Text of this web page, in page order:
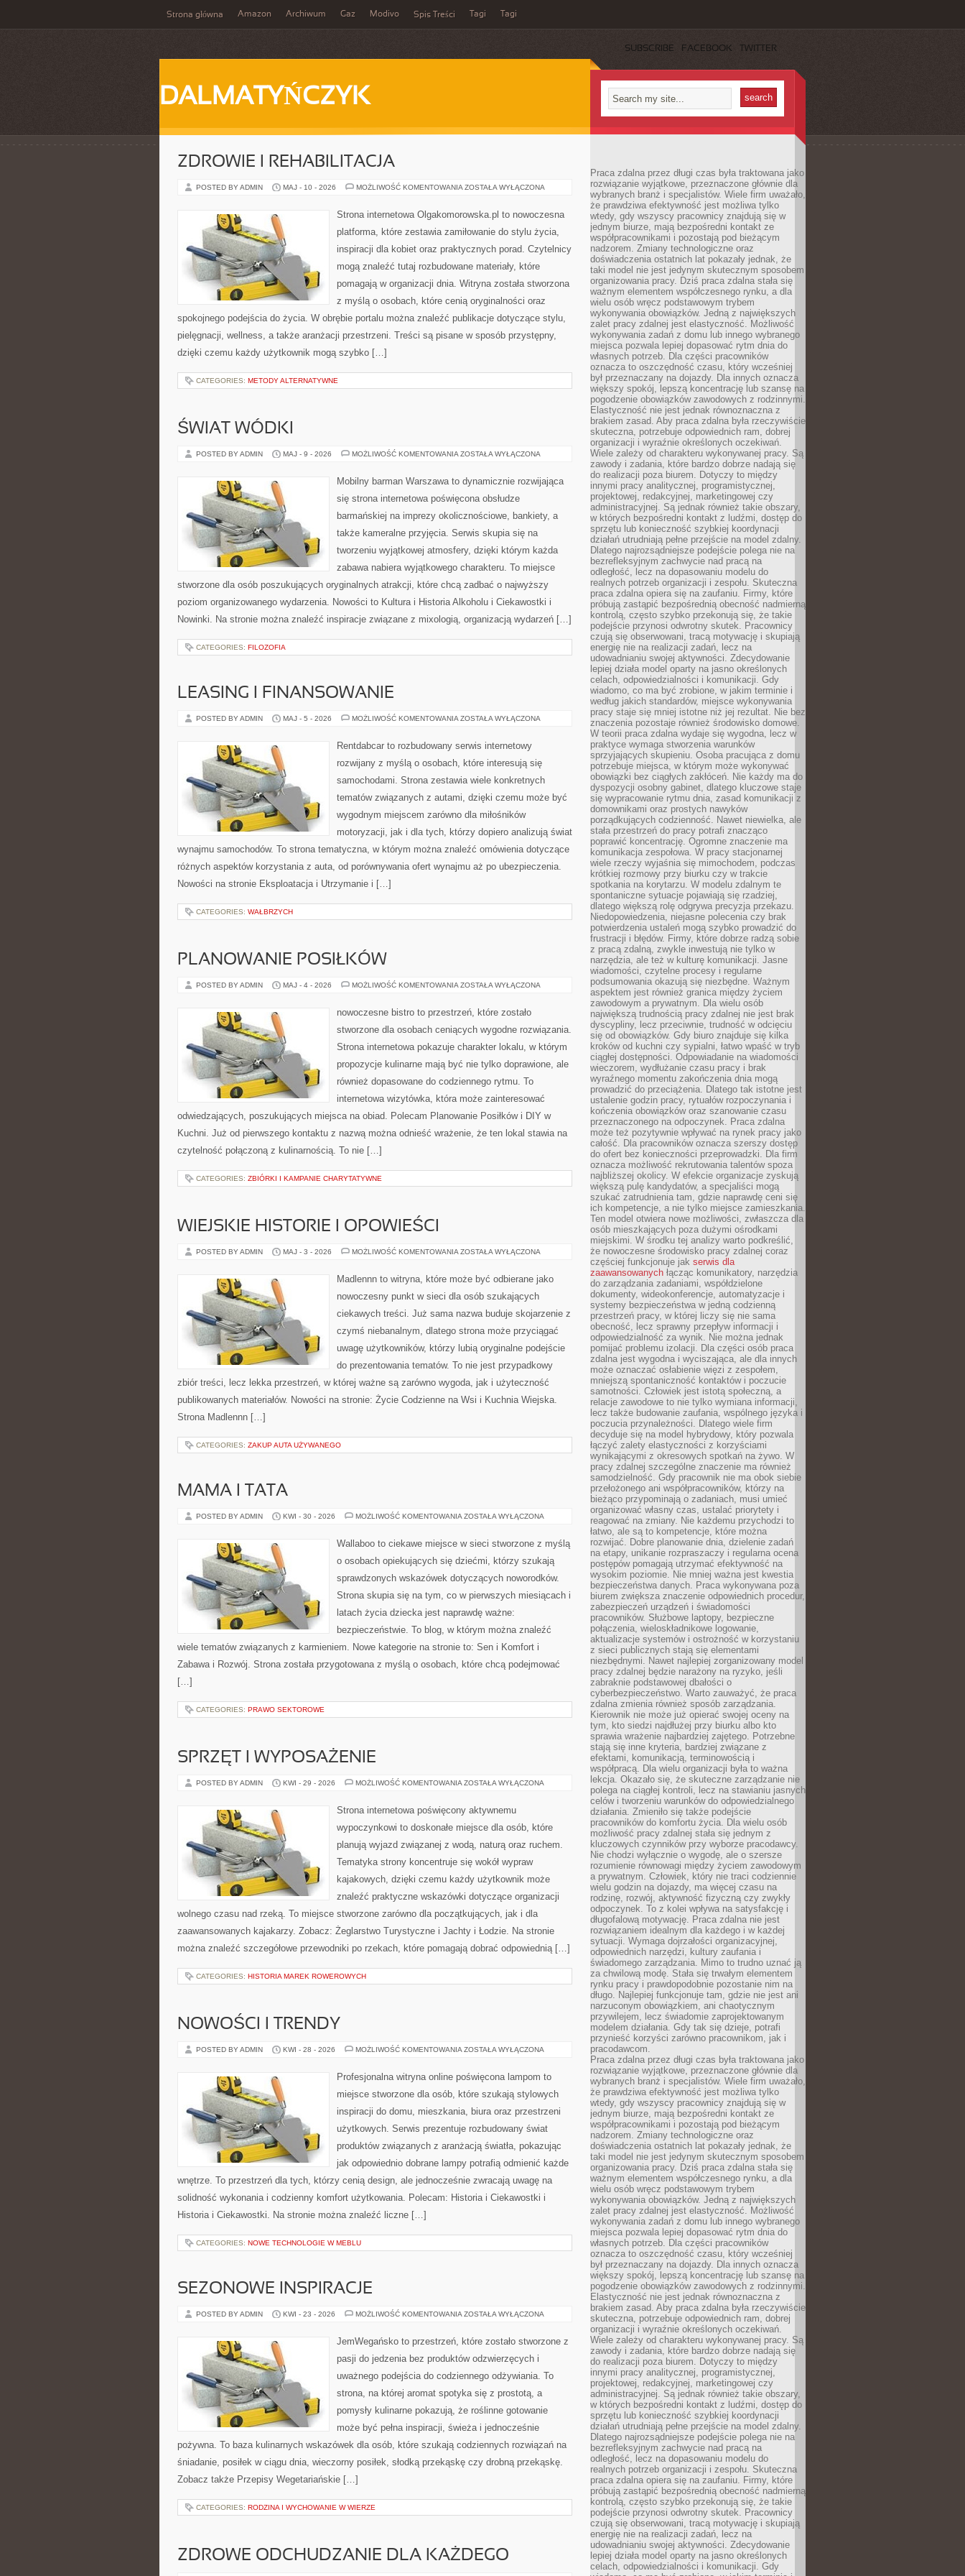
Strona główna Amazon Archiwum Gaz Modivo Spis Treści Tagi Tagi
SUBSCRIBE FACEBOOK TWITTER
DALMATYŃCZYK
ZDROWIE I REHABILITACJA
POSTED BY ADMIN MAJ - 10 - 2026 MOŻLIWOŚĆ KOMENTOWANIA ZDROWIE
ZOSTAŁA WYŁĄCZONA
Strona internetowa Olgakomorowska.pl to nowoczesna
platforma, które zestawia zamiłowanie do stylu życia,
inspiracji dla kobiet oraz praktycznych porad. Czytelnicy
mogą znaleźć tutaj rozbudowane materiały, które
pomagają w organizacji dnia. Witryna została stworzona
z myślą o osobach, które cenią oryginalności oraz
spokojnego podejścia do życia. W obrębie portalu można znaleźć publikacje dotyczące stylu,
pielęgnacji, wellness, a także aranżacji przestrzeni. Treści są pisane w sposób przystępny,
dzięki czemu każdy użytkownik mogą szybko […]
CATEGORIES: METODY ALTERNATYWNE
ŚWIAT WÓDKI
POSTED BY ADMIN MAJ - 9 - 2026 MOŻLIWOŚĆ KOMENTOWANIA ŚWIAT
ZOSTAŁA WYŁĄCZONA
Mobilny barman Warszawa to dynamicznie rozwijająca
się strona internetowa poświęcona obsłudze
barmańskiej na imprezy okolicznościowe, bankiety, a
także kameralne przyjęcia. Serwis skupia się na
tworzeniu wyjątkowej atmosfery, dzięki którym każda
zabawa nabiera wyjątkowego charakteru. To miejsce
stworzone dla osób poszukujących oryginalnych atrakcji, które chcą zadbać o najwyższy
poziom organizowanego wydarzenia. Nowości to Kultura i Historia Alkoholu i Ciekawostki i
Nowinki. Na stronie można znaleźć inspiracje związane z mixologią, organizacją wydarzeń […]
CATEGORIES: FILOZOFIA
LEASING I FINANSOWANIE
POSTED BY ADMIN MAJ - 5 - 2026 MOŻLIWOŚĆ KOMENTOWANIA LEASING
ZOSTAŁA WYŁĄCZONA
Rentdabcar to rozbudowany serwis internetowy
rozwijany z myślą o osobach, które interesują się
samochodami. Strona zestawia wiele konkretnych
tematów związanych z autami, dzięki czemu może być
wygodnym miejscem zarówno dla miłośników
motoryzacji, jak i dla tych, którzy dopiero analizują świat
wynajmu samochodów. To strona tematyczna, w którym można znaleźć omówienia dotyczące
różnych aspektów korzystania z auta, od porównywania ofert wynajmu aż po ubezpieczenia.
Nowości na stronie Eksploatacja i Utrzymanie i […]
CATEGORIES: WAŁBRZYCH
PLANOWANIE POSIŁKÓW
POSTED BY ADMIN MAJ - 4 - 2026 MOŻLIWOŚĆ KOMENTOWANIA PLANOWANIE
ZOSTAŁA WYŁĄCZONA
nowoczesne bistro to przestrzeń, które zostało
stworzone dla osobach ceniących wygodne rozwiązania.
Strona internetowa pokazuje charakter lokalu, w którym
propozycje kulinarne mają być nie tylko doprawione, ale
również dopasowane do codziennego rytmu. To
internetowa wizytówka, która może zainteresować
odwiedzających, poszukujących miejsca na obiad. Polecam Planowanie Posiłków i DIY w
Kuchni. Już od pierwszego kontaktu z nazwą można odnieść wrażenie, że ten lokal stawia na
czytelność połączoną z kulinarnością. To nie […]
CATEGORIES: ZBIÓRKI I KAMPANIE CHARYTATYWNE
WIEJSKIE HISTORIE I OPOWIEŚCI
POSTED BY ADMIN MAJ - 3 - 2026 MOŻLIWOŚĆ KOMENTOWANIA WIEJSKIE
OPOWIEŚCI
ZOSTAŁA WYŁĄCZONA
Madlennn to witryna, które może być odbierane jako
nowoczesny punkt w sieci dla osób szukających
ciekawych treści. Już sama nazwa buduje skojarzenie z
czymś niebanalnym, dlatego strona może przyciągać
uwagę użytkowników, którzy lubią oryginalne podejście
do prezentowania tematów. To nie jest przypadkowy
zbiór treści, lecz lekka przestrzeń, w której ważne są zarówno wygoda, jak i użyteczność
publikowanych materiałów. Nowości na stronie: Życie Codzienne na Wsi i Kuchnia Wiejska.
Strona Madlennn […]
CATEGORIES: ZAKUP AUTA UŻYWANEGO
MAMA I TATA
POSTED BY ADMIN KWI - 30 - 2026 MOŻLIWOŚĆ KOMENTOWANIA MAMA
ZOSTAŁA WYŁĄCZONA
Wallaboo to ciekawe miejsce w sieci stworzone z myślą
o osobach opiekujących się dziećmi, którzy szukają
sprawdzonych wskazówek dotyczących noworodków.
Strona skupia się na tym, co w pierwszych miesiącach i
latach życia dziecka jest naprawdę ważne:
bezpieczeństwie. To blog, w którym można znaleźć
wiele tematów związanych z karmieniem. Nowe kategorie na stronie to: Sen i Komfort i
Zabawa i Rozwój. Strona została przygotowana z myślą o osobach, które chcą podejmować
[…]
CATEGORIES: PRAWO SEKTOROWE
SPRZĘT I WYPOSAŻENIE
POSTED BY ADMIN KWI - 29 - 2026 MOŻLIWOŚĆ KOMENTOWANIA SPRZĘT
ZOSTAŁA WYŁĄCZONA
Strona internetowa poświęcony aktywnemu
wypoczynkowi to doskonałe miejsce dla osób, które
planują wyjazd związanej z wodą, naturą oraz ruchem.
Tematyka strony koncentruje się wokół wypraw
kajakowych, dzięki czemu każdy użytkownik może
znaleźć praktyczne wskazówki dotyczące organizacji
wolnego czasu nad rzeką. To miejsce stworzone zarówno dla początkujących, jak i dla
zaawansowanych kajakarzy. Zobacz: Żeglarstwo Turystyczne i Jachty i Łodzie. Na stronie
można znaleźć szczegółowe przewodniki po rzekach, które pomagają dobrać odpowiednią […]
CATEGORIES: HISTORIA MAREK ROWEROWYCH
NOWOŚCI I TRENDY
POSTED BY ADMIN KWI - 28 - 2026 MOŻLIWOŚĆ KOMENTOWANIA NOWOŚCI
ZOSTAŁA WYŁĄCZONA
Profesjonalna witryna online poświęcona lampom to
miejsce stworzone dla osób, które szukają stylowych
inspiracji do domu, mieszkania, biura oraz przestrzeni
użytkowych. Serwis prezentuje rozbudowany świat
produktów związanych z aranżacją światła, pokazując
jak odpowiednio dobrane lampy potrafią odmienić każde
wnętrze. To przestrzeń dla tych, którzy cenią design, ale jednocześnie zwracają uwagę na
solidność wykonania i codzienny komfort użytkowania. Polecam: Historia i Ciekawostki i
Historia i Ciekawostki. Na stronie można znaleźć liczne […]
CATEGORIES: NOWE TECHNOLOGIE W MEBLU
SEZONOWE INSPIRACJE
POSTED BY ADMIN KWI - 23 - 2026 MOŻLIWOŚĆ KOMENTOWANIA SEZONOWE
ZOSTAŁA WYŁĄCZONA
JemWegańsko to przestrzeń, które zostało stworzone z
pasji do jedzenia bez produktów odzwierzęcych i
uważnego podejścia do codziennego odżywiania. To
strona, na której aromat spotyka się z prostotą, a
pomysły kulinarne pokazują, że roślinne gotowanie
może być pełna inspiracji, świeża i jednocześnie
pożywna. To baza kulinarnych wskazówek dla osób, które szukają codziennych rozwiązań na
śniadanie, posiłek w ciągu dnia, wieczorny posiłek, słodką przekąskę czy drobną przekąskę.
Zobacz także Przepisy Wegetariańskie […]
CATEGORIES: RODZINA I WYCHOWANIE W WIERZE
ZDROWE ODCHUDZANIE DLA KAŻDEGO
Praca zdalna przez długi czas była traktowana jako
rozwiązanie wyjątkowe, przeznaczone głównie dla
wybranych branż i specjalistów. Wiele firm uważało,
że prawdziwa efektywność jest możliwa tylko
wtedy, gdy wszyscy pracownicy znajdują się w
jednym biurze, mają bezpośredni kontakt ze
współpracownikami i pozostają pod bieżącym
nadzorem. Zmiany technologiczne oraz
doświadczenia ostatnich lat pokazały jednak, że
taki model nie jest jedynym skutecznym sposobem
organizowania pracy. Dziś praca zdalna stała się
ważnym elementem współczesnego rynku, a dla
wielu osób wręcz podstawowym trybem
wykonywania obowiązków. Jedną z największych
zalet pracy zdalnej jest elastyczność. Możliwość
wykonywania zadań z domu lub innego wybranego
miejsca pozwala lepiej dopasować rytm dnia do
własnych potrzeb. Dla części pracowników
oznacza to oszczędność czasu, który wcześniej
był przeznaczany na dojazdy. Dla innych oznacza
większy spokój, lepszą koncentrację lub szansę na
pogodzenie obowiązków zawodowych z rodzinnymi.
Elastyczność nie jest jednak równoznaczna z
brakiem zasad. Aby praca zdalna była rzeczywiście
skuteczna, potrzebuje odpowiednich ram, dobrej
organizacji i wyraźnie określonych oczekiwań.
Wiele zależy od charakteru wykonywanej pracy. Są
zawody i zadania, które bardzo dobrze nadają się
do realizacji poza biurem. Dotyczy to między
innymi pracy analitycznej, programistycznej,
projektowej, redakcyjnej, marketingowej czy
administracyjnej. Są jednak również takie obszary,
w których bezpośredni kontakt z ludźmi, dostęp do
sprzętu lub konieczność szybkiej koordynacji
działań utrudniają pełne przejście na model zdalny.
Dlatego najrozsądniejsze podejście polega nie na
bezrefleksyjnym zachwycie nad pracą na
odległość, lecz na dopasowaniu modelu do
realnych potrzeb organizacji i zespołu. Skuteczna
praca zdalna opiera się na zaufaniu. Firmy, które
próbują zastąpić bezpośrednią obecność nadmierną
kontrolą, często szybko przekonują się, że takie
podejście przynosi odwrotny skutek. Pracownicy
czują się obserwowani, tracą motywację i skupiają
energię nie na realizacji zadań, lecz na
udowadnianiu swojej aktywności. Zdecydowanie
lepiej działa model oparty na jasno określonych
celach, odpowiedzialności i komunikacji. Gdy
wiadomo, co ma być zrobione, w jakim terminie i
według jakich standardów, miejsce wykonywania
pracy staje się mniej istotne niż jej rezultat. Nie bez
znaczenia pozostaje również środowisko domowe.
W teorii praca zdalna wydaje się wygodna, lecz w
praktyce wymaga stworzenia warunków
sprzyjających skupieniu. Osoba pracująca z domu
potrzebuje miejsca, w którym może wykonywać
obowiązki bez ciągłych zakłóceń. Nie każdy ma do
dyspozycji osobny gabinet, dlatego kluczowe staje
się wypracowanie rytmu dnia, zasad komunikacji z
domownikami oraz prostych nawyków
porządkujących codzienność. Nawet niewielka, ale
stała przestrzeń do pracy potrafi znacząco
poprawić koncentrację. Ogromne znaczenie ma
komunikacja zespołowa. W pracy stacjonarnej
wiele rzeczy wyjaśnia się mimochodem, podczas
krótkiej rozmowy przy biurku czy w trakcie
spotkania na korytarzu. W modelu zdalnym te
spontaniczne sytuacje pojawiają się rzadziej,
dlatego większą rolę odgrywa precyzja przekazu.
Niedopowiedzenia, niejasne polecenia czy brak
potwierdzenia ustaleń mogą szybko prowadzić do
frustracji i błędów. Firmy, które dobrze radzą sobie
z pracą zdalną, zwykle inwestują nie tylko w
narzędzia, ale też w kulturę komunikacji. Jasne
wiadomości, czytelne procesy i regularne
podsumowania okazują się niezbędne. Ważnym
aspektem jest również granica między życiem
zawodowym a prywatnym. Dla wielu osób
największą trudnością pracy zdalnej nie jest brak
dyscypliny, lecz przeciwnie, trudność w odcięciu
się od obowiązków. Gdy biuro znajduje się kilka
kroków od kuchni czy sypialni, łatwo wpaść w tryb
ciągłej dostępności. Odpowiadanie na wiadomości
wieczorem, wydłużanie czasu pracy i brak
wyraźnego momentu zakończenia dnia mogą
prowadzić do przeciążenia. Dlatego tak istotne jest
ustalenie godzin pracy, rytuałów rozpoczynania i
kończenia obowiązków oraz szanowanie czasu
przeznaczonego na odpoczynek. Praca zdalna
może też pozytywnie wpływać na rynek pracy jako
całość. Dla pracowników oznacza szerszy dostęp
do ofert bez konieczności przeprowadzki. Dla firm
oznacza możliwość rekrutowania talentów spoza
najbliższej okolicy. W efekcie organizacje zyskują
większą pulę kandydatów, a specjaliści mogą
szukać zatrudnienia tam, gdzie naprawdę ceni się
ich kompetencje, a nie tylko miejsce zamieszkania.
Ten model otwiera nowe możliwości, zwłaszcza dla
osób mieszkających poza dużymi ośrodkami
miejskimi. W środku tej analizy warto podkreślić,
że nowoczesne środowisko pracy zdalnej coraz
częściej funkcjonuje jak serwis dla
zaawansowanych łącząc komunikatory, narzędzia
do zarządzania zadaniami, współdzielone
dokumenty, wideokonferencje, automatyzacje i
systemy bezpieczeństwa w jedną codzienną
przestrzeń pracy, w której liczy się nie sama
obecność, lecz sprawny przepływ informacji i
odpowiedzialność za wynik. Nie można jednak
pomijać problemu izolacji. Dla części osób praca
zdalna jest wygodna i wyciszająca, ale dla innych
może oznaczać osłabienie więzi z zespołem,
mniejszą spontaniczność kontaktów i poczucie
samotności. Człowiek jest istotą społeczną, a
relacje zawodowe to nie tylko wymiana informacji,
lecz także budowanie zaufania, wspólnego języka i
poczucia przynależności. Dlatego wiele firm
decyduje się na model hybrydowy, który pozwala
łączyć zalety elastyczności z korzyściami
wynikającymi z okresowych spotkań na żywo. W
pracy zdalnej szczególne znaczenie ma również
samodzielność. Gdy pracownik nie ma obok siebie
przełożonego ani współpracowników, którzy na
bieżąco przypominają o zadaniach, musi umieć
organizować własny czas, ustalać priorytety i
reagować na zmiany. Nie każdemu przychodzi to
łatwo, ale są to kompetencje, które można
rozwijać. Dobre planowanie dnia, dzielenie zadań
na etapy, unikanie rozpraszaczy i regularna ocena
postępów pomagają utrzymać efektywność na
wysokim poziomie. Nie mniej ważna jest kwestia
bezpieczeństwa danych. Praca wykonywana poza
biurem zwiększa znaczenie odpowiednich procedur,
zabezpieczeń urządzeń i świadomości
pracowników. Służbowe laptopy, bezpieczne
połączenia, wieloskładnikowe logowanie,
aktualizacje systemów i ostrożność w korzystaniu
z sieci publicznych stają się elementami
niezbędnymi. Nawet najlepiej zorganizowany model
pracy zdalnej będzie narażony na ryzyko, jeśli
zabraknie podstawowej dbałości o
cyberbezpieczeństwo. Warto zauważyć, że praca
zdalna zmienia również sposób zarządzania.
Kierownik nie może już opierać swojej oceny na
tym, kto siedzi najdłużej przy biurku albo kto
sprawia wrażenie najbardziej zajętego. Potrzebne
stają się inne kryteria, bardziej związane z
efektami, komunikacją, terminowością i
współpracą. Dla wielu organizacji była to ważna
lekcja. Okazało się, że skuteczne zarządzanie nie
polega na ciągłej kontroli, lecz na stawianiu jasnych
celów i tworzeniu warunków do odpowiedzialnego
działania. Zmieniło się także podejście
pracowników do komfortu życia. Dla wielu osób
możliwość pracy zdalnej stała się jednym z
kluczowych czynników przy wyborze pracodawcy.
Nie chodzi wyłącznie o wygodę, ale o szersze
rozumienie równowagi między życiem zawodowym
a prywatnym. Człowiek, który nie traci codziennie
wielu godzin na dojazdy, ma więcej czasu na
rodzinę, rozwój, aktywność fizyczną czy zwykły
odpoczynek. To z kolei wpływa na satysfakcję i
długofalową motywację. Praca zdalna nie jest
rozwiązaniem idealnym dla każdego i w każdej
sytuacji. Wymaga dojrzałości organizacyjnej,
odpowiednich narzędzi, kultury zaufania i
świadomego zarządzania. Mimo to trudno uznać ją
za chwilową modę. Stała się trwałym elementem
rynku pracy i prawdopodobnie pozostanie nim na
długo. Najlepiej funkcjonuje tam, gdzie nie jest ani
narzuconym obowiązkiem, ani chaotycznym
przywilejem, lecz świadomie zaprojektowanym
modelem działania. Gdy tak się dzieje, potrafi
przynieść korzyści zarówno pracownikom, jak i
pracodawcom.
Praca zdalna przez długi czas była traktowana jako
rozwiązanie wyjątkowe, przeznaczone głównie dla
wybranych branż i specjalistów. Wiele firm uważało,
że prawdziwa efektywność jest możliwa tylko
wtedy, gdy wszyscy pracownicy znajdują się w
jednym biurze, mają bezpośredni kontakt ze
współpracownikami i pozostają pod bieżącym
nadzorem. Zmiany technologiczne oraz
doświadczenia ostatnich lat pokazały jednak, że
taki model nie jest jedynym skutecznym sposobem
organizowania pracy. Dziś praca zdalna stała się
ważnym elementem współczesnego rynku, a dla
wielu osób wręcz podstawowym trybem
wykonywania obowiązków. Jedną z największych
zalet pracy zdalnej jest elastyczność. Możliwość
wykonywania zadań z domu lub innego wybranego
miejsca pozwala lepiej dopasować rytm dnia do
własnych potrzeb. Dla części pracowników
oznacza to oszczędność czasu, który wcześniej
był przeznaczany na dojazdy. Dla innych oznacza
większy spokój, lepszą koncentrację lub szansę na
pogodzenie obowiązków zawodowych z rodzinnymi.
Elastyczność nie jest jednak równoznaczna z
brakiem zasad. Aby praca zdalna była rzeczywiście
skuteczna, potrzebuje odpowiednich ram, dobrej
organizacji i wyraźnie określonych oczekiwań.
Wiele zależy od charakteru wykonywanej pracy. Są
zawody i zadania, które bardzo dobrze nadają się
do realizacji poza biurem. Dotyczy to między
innymi pracy analitycznej, programistycznej,
projektowej, redakcyjnej, marketingowej czy
administracyjnej. Są jednak również takie obszary,
w których bezpośredni kontakt z ludźmi, dostęp do
sprzętu lub konieczność szybkiej koordynacji
działań utrudniają pełne przejście na model zdalny.
Dlatego najrozsądniejsze podejście polega nie na
bezrefleksyjnym zachwycie nad pracą na
odległość, lecz na dopasowaniu modelu do
realnych potrzeb organizacji i zespołu. Skuteczna
praca zdalna opiera się na zaufaniu. Firmy, które
próbują zastąpić bezpośrednią obecność nadmierną
kontrolą, często szybko przekonują się, że takie
podejście przynosi odwrotny skutek. Pracownicy
czują się obserwowani, tracą motywację i skupiają
energię nie na realizacji zadań, lecz na
udowadnianiu swojej aktywności. Zdecydowanie
lepiej działa model oparty na jasno określonych
celach, odpowiedzialności i komunikacji. Gdy